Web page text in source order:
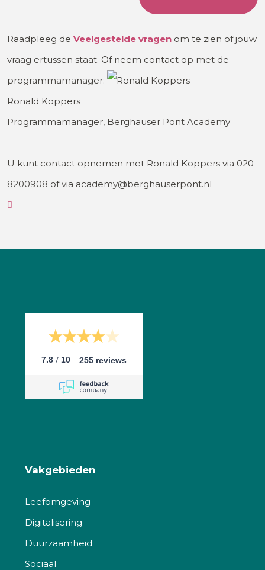
Raadpleeg de Veelgestelde vragen om te zien of jouw
vraag ertussen staat. Of neem contact op met de
programmamanager:
Ronald Koppers
Programmamanager, Berghauser Pont Academy
U kunt contact opnemen met Ronald Koppers via 020
8200908 of via academy@berghauserpont.nl
7.8 / 10 255 reviews
Vakgebieden
Leefomgeving
Digitalisering
Duurzaamheid
Sociaal